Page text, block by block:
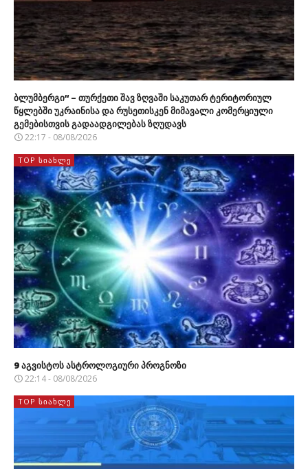
ბლუმბერგი“ – თურქეთი შავ ზღვაში საკუთარ ტერიტორიულ
წყლებში უკრაინისა და რუსეთისკენ მიმავალი კომერციული
გემებისთვის გადაადგილებას ზღუდავს
22:17 - 08/08/2026
TOP ᲡᲘᲐᲮᲚᲔ
9 აგვისტოს ასტროლოგიური პროგნოზი
22:14 - 08/08/2026
TOP ᲡᲘᲐᲮᲚᲔ